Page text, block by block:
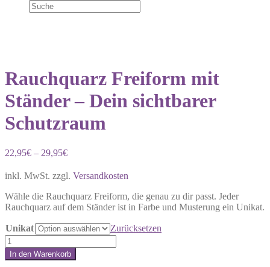
Rauchquarz Freiform mit
Ständer – Dein sichtbarer
Schutzraum
22,95€ – 29,95€
inkl. MwSt. zzgl. Versandkosten
Wähle die Rauchquarz Freiform, die genau zu dir passt. Jeder
Rauchquarz auf dem Ständer ist in Farbe und Musterung ein Unikat.
Unikat
Zurücksetzen
Rauchquarz
Freiform
mit
In den Warenkorb